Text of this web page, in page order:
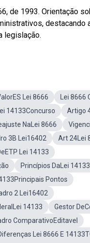
de 1993. Orientação
destacando
legislação.
Lei 8666
Lei
Lei 14133Concurso
Artigo
NaLei 8666
3B Lei16402
Art 24Lei
Lei 14133
Princípios DaLei 14133
Pontos
2 Lei16402
14133
Gestor
ComparativoEditavel
Lei 8666 E